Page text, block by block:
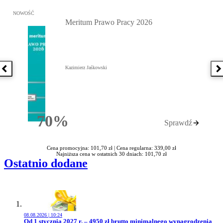
Poprzednia książka
Przejdź do: Meritum Prawo Pracy 2026, Kazimierz Jaśkowski -
NOWOŚĆ
70%Rabatu
Meritum Prawo Pracy 2026
Kazimierz Jaśkowski
Sprawdź
Cena promocyjna: 101,70 zł | Cena regularna: 339,00 zł
Najniższa cena w ostatnich 30 dniach: 101,70 zł
Ostatnio dodane
08.08.2026 | 10:24
Przejdź do artykułu:
Od 1 stycznia 2027 r. – 4950 zł brutto minimalnego wynagrodzenia